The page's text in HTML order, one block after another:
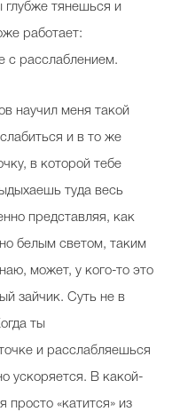
глубже тянешься и
работает:
с расслаблением.
научил меня такой
и в то же
в которой тебе
туда весь
представляя, как
белым светом, таким
может, у кого-то это
зайчик. Суть не в
ты
и расслабляешься
ускоряется. В какой-
просто «катится» из